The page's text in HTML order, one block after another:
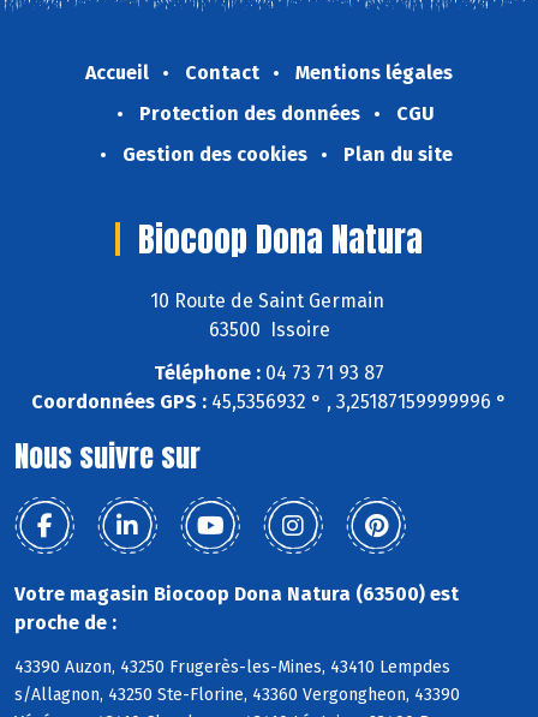
Accueil Contact
Mentions légales
Protection des données
CGU
Gestion des cookies
Plan du site
Biocoop Dona Natura
10 Route de Saint Germain
63500 Issoire
Téléphone : 04 73 71 93 87
Coordonnées GPS : 45,5356932 ° , 3,25187159999996 °
Nous suivre sur
Votre magasin Biocoop Dona Natura (63500) est
proche de :
43390 Auzon, 43250 Frugerès-les-Mines, 43410 Lempdes
s/Allagnon, 43250 Ste-Florine, 43360 Vergongheon, 43390